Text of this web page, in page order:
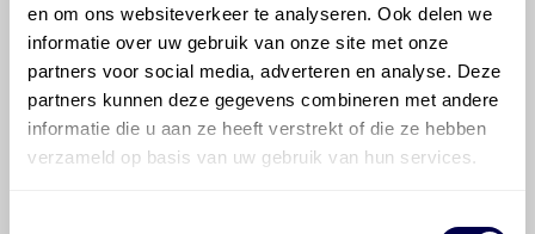
en om ons websiteverkeer te analyseren. Ook delen we
informatie over uw gebruik van onze site met onze
partners voor social media, adverteren en analyse. Deze
partners kunnen deze gegevens combineren met andere
informatie die u aan ze heeft verstrekt of die ze hebben
verzameld op basis van uw gebruik van hun services.
raadplegen en te gebruiken erkent de gebruiker dat
hij/zij de ervaring, de kennis en het vermogen heeft
om de vereiste onderhoudswerkzaamheden op een
veilige en verantwoorde manier uit te voeren. Hij/zij
vrijwaart en indemniseert de uitgever en
Den Hartog
veroorzaakt door een onjuiste interpretatie of een